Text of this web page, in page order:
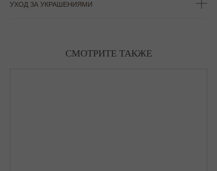
УХОД ЗА УКРАШЕНИЯМИ
СМОТРИТЕ ТАКЖЕ